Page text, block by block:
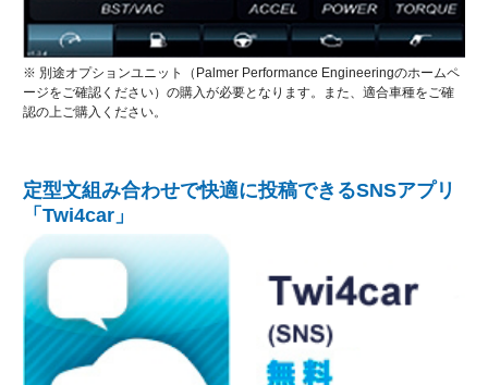
※ 別途オプションユニット（Palmer Performance Engineeringのホームペ
ージをご確認ください）の購入が必要となります。また、適合車種をご確
認の上ご購入ください。
定型文組み合わせで快適に投稿できるSNSアプリ
「Twi4car」